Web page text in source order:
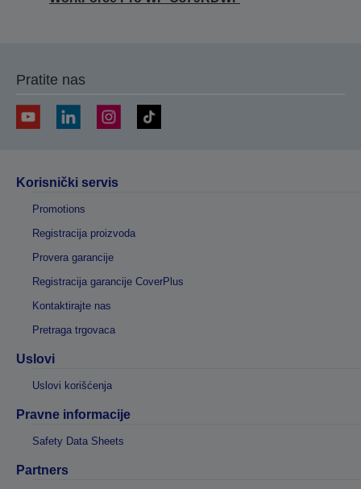
Pratite nas
Korisnički servis
Promotions
Registracija proizvoda
Provera garancije
Registracija garancije CoverPlus
Kontaktirajte nas
Pretraga trgovaca
Uslovi
Uslovi korišćenja
Pravne informacije
Safety Data Sheets
Partners